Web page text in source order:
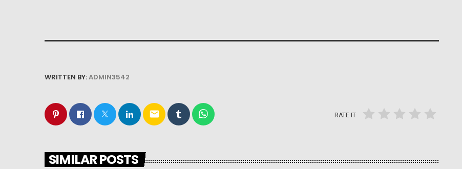
WRITTEN BY:ADMIN3542
email RATE IT
SIMILAR POSTS